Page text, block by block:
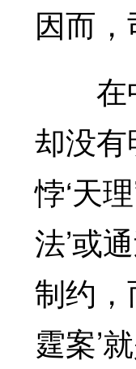
因而
在中
却没
悖‘天
法’或
制约
霆案’